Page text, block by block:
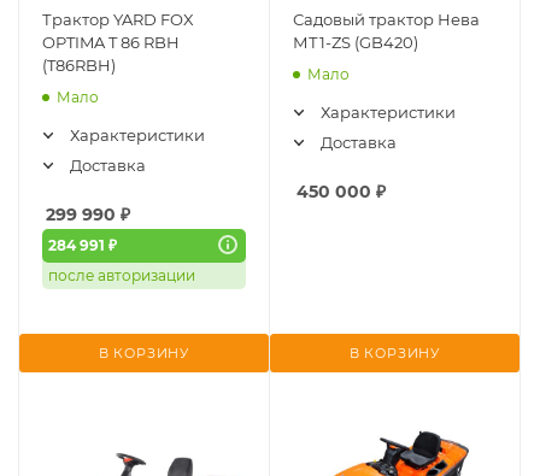
Трактор YARD FOX
OPTIMA T 86 RBH
(T86RBH)
Мало
Характеристики
Доставка
299 990 ₽
284 991 ₽
после авторизации
В КОРЗИНУ
Садовый трактор Нева
МТ1-ZS (GB420)
Мало
Характеристики
Доставка
450 000 ₽
В КОРЗИНУ